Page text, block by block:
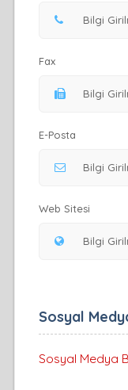
Fax
E-Posta
Web Sitesi
Sosyal
Sosyal Medya